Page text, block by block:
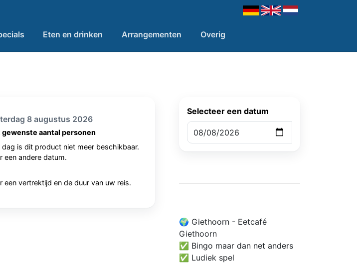
Eten en drinken Arrangementen Overig
8 augustus 2026
gewenste aantal personen
dag is dit product niet meer beschikbaar.
een andere datum.
een vertrektijd en de duur van uw reis.
Selecteer een datum
🌍 Giethoorn - Eetcafé
Giethoorn
✅ Bingo maar dan net anders
✅ Ludiek spel